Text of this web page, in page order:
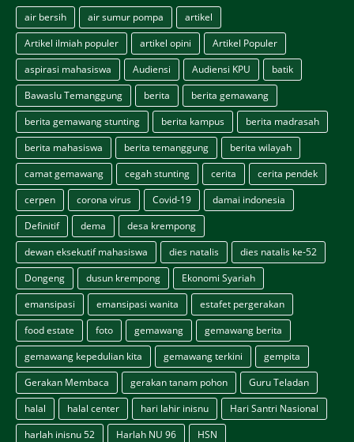
air bersih air sumur pompa
artikel
Artikel ilmiah populer
artikel opini
Artikel Populer
aspirasi mahasiswa
Audiensi Audiensi KPU
batik
Bawaslu Temanggung
berita
berita gemawang
berita gemawang stunting
berita kampus
berita madrasah
berita mahasiswa
berita temanggung
berita wilayah
camat gemawang
cegah stunting cerita
cerita pendek
cerpen
corona virus Covid-19
damai indonesia
Definitif
dema
desa krempong
dewan eksekutif mahasiswa
dies natalis
dies natalis ke-52
Dongeng
dusun krempong
Ekonomi Syariah
emansipasi
emansipasi wanita
estafet pergerakan
food estate
foto gemawang
gemawang berita
gemawang kepedulian kita
gemawang terkini
gempita
Gerakan Membaca
gerakan tanam pohon
Guru Teladan
halal
halal center hari lahir inisnu
Hari Santri Nasional
harlah inisnu 52
Harlah NU 96
HSN